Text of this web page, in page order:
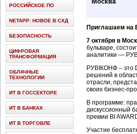
Приглашаем на
7 октября в
бульваре,
аналитики —
РУBIКОНФ – это
решений в
отрасли,
своих бизнес-
В программе:
дискуссионный
премии BI
Участие
РОССИЙСКОЕ ПО
NETAPP: НОВОЕ В СХД
БЕЗОПАСНОСТЬ
ЦИФРОВАЯ
ТРАНСФОРМАЦИЯ
ОБЛАЧНЫЕ
ТЕХНОЛОГИИ
ИТ В ГОССЕКТОРЕ
ИТ В БАНКАХ
ИТ В ТОРГОВЛЕ